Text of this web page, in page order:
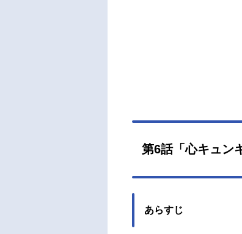
第6話「心キュン
あらすじ